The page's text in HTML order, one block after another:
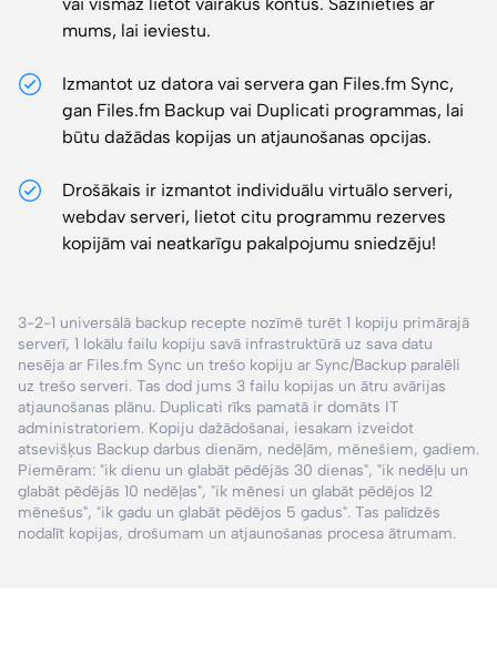
vai vismaz lietot vairākus kontus. Sazinieties ar
mums, lai ieviestu.
Izmantot uz datora vai servera gan Files.fm Sync,
gan Files.fm Backup vai Duplicati programmas, lai
būtu dažādas kopijas un atjaunošanas opcijas.
Drošākais ir izmantot individuālu virtuālo serveri,
webdav serveri, lietot citu programmu rezerves
kopijām vai neatkarīgu pakalpojumu sniedzēju!
3-2-1 universālā backup recepte nozīmē turēt 1 kopiju primārajā
serverī, 1 lokālu failu kopiju savā infrastruktūrā uz sava datu
nesēja ar Files.fm Sync un trešo kopiju ar Sync/Backup paralēli
uz trešo serveri. Tas dod jums 3 failu kopijas un ātru avārijas
atjaunošanas plānu. Duplicati rīks pamatā ir domāts IT
administratoriem. Kopiju dažādošanai, iesakam izveidot
atsevišķus Backup darbus dienām, nedēļām, mēnešiem, gadiem.
Piemēram: "ik dienu un glabāt pēdējās 30 dienas", "ik nedēļu un
glabāt pēdējās 10 nedēļas", "ik mēnesi un glabāt pēdējos 12
mēnešus", "ik gadu un glabāt pēdējos 5 gadus". Tas palīdzēs
nodalīt kopijas, drošumam un atjaunošanas procesa ātrumam.